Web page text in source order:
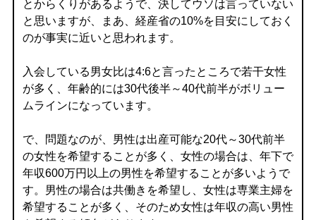
とからくりがあるようで、決してウソは言っていない
と思いますが、まあ、経産省の10%を目安にしておく
のが事実に近いと思われます。
入会している男女比は4:6と言ったところで若干女性
が多く、年齢的には30代後半～40代前半がボリュー
ムラインになっています。
で、問題なのが、男性は出産可能な20代～30代前半
の女性を希望することが多く、女性の場合は、年下で
年収600万円以上の男性を希望することが多いようで
す。男性の場合は共働きを希望し、女性は専業主婦を
希望することが多く、そのため女性は年収の高い男性